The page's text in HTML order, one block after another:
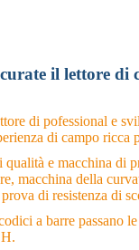
il lettore di
di pofessional e
di campo ricca
e macchina di
macchina della
di resistenza di
a barre passano